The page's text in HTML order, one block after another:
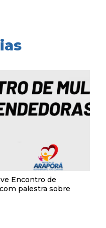
Encontro de
palestra sobre